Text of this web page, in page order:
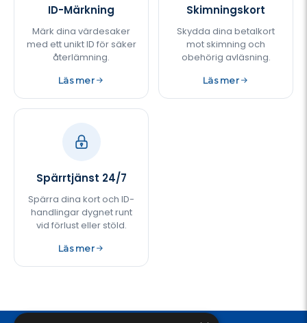
ID-Märkning
Märk dina värdesaker
med ett unikt ID för säker
återlämning.
Läs mer
Skimningskort
Skydda dina betalkort
mot skimning och
obehörig avläsning.
Läs mer
Spärrtjänst 24/7
Spärra dina kort och ID-
handlingar dygnet runt
vid förlust eller stöld.
Läs mer